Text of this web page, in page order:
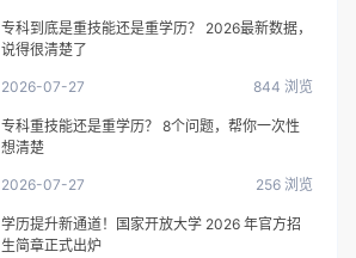
专科到底是重技能还是重学历？ 2026最新数据，
说得很清楚了
2026-07-27 844 浏览
专科重技能还是重学历？ 8个问题，帮你一次性
想清楚
2026-07-27 256 浏览
学历提升新通道！国家开放大学 2026 年官方招
生简章正式出炉